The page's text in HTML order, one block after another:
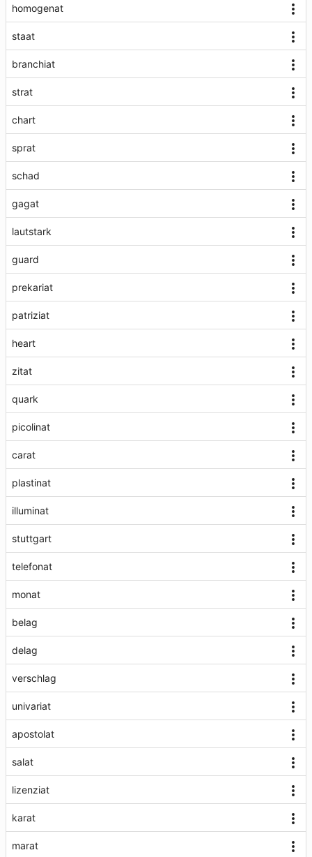
homogenat
staat
branchiat
strat
chart
sprat
schad
gagat
lautstark
guard
prekariat
patriziat
heart
zitat
quark
picolinat
carat
plastinat
illuminat
stuttgart
telefonat
monat
belag
delag
verschlag
univariat
apostolat
salat
lizenziat
karat
marat